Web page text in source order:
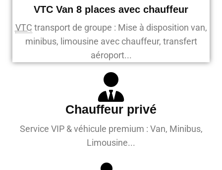
VTC Van 8 places avec chauffeur
VTC transport de groupe : Mise à disposition van,
minibus, limousine avec chauffeur, transfert
aéroport...
Chauffeur privé
Service VIP & véhicule premium : Van, Minibus,
Limousine...